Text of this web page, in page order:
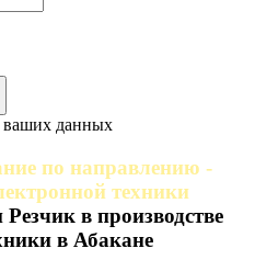
ваших данных
по направлению -
техники
в производстве
в Абакане